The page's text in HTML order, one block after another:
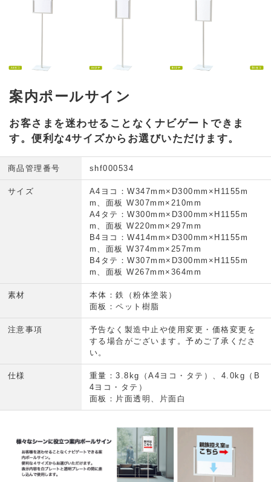
案内ポールサイン
お客さまを迷わせることなくナビゲートできま
す。便利な4サイズからお選びいただけます。
商品管理番号 shf000534
サイズ
A4ヨコ：W347mm×D300mm×H1155m
m、面板 W307mm×210mm
A4タテ：W300mm×D300mm×H1155m
m、面板 W220mm×297mm
B4ヨコ：W414mm×D300mm×H1155m
m、面板 W374mm×257mm
B4タテ：W307mm×D300mm×H1155m
m、面板 W267mm×364mm
素材
本体：鉄（粉体塗装）
面板：ペット樹脂
注意事項
予告なく製造中止や使用変更・価格変更を
する場合がございます。予めご了承くださ
い。
仕様
重量：3.8kg（A4ヨコ・タテ）、4.0kg（B
4ヨコ・タテ）
面板：片面透明、片面白